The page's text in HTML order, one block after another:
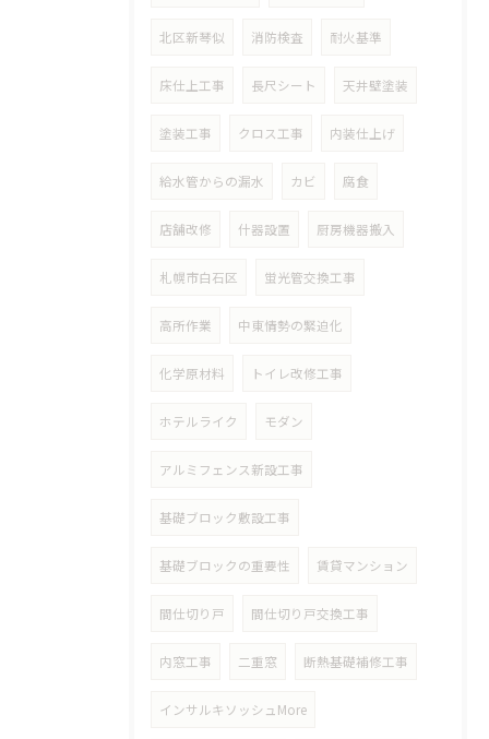
北区新琴似 消防検査 耐火基準
床仕上工事 長尺シート 天井壁塗装
塗装工事 クロス工事 内装仕上げ
給水管からの漏水 カビ 腐食
店舗改修 什器設置 厨房機器搬入
札幌市白石区 蛍光管交換工事
高所作業 中東情勢の緊迫化
化学原材料 トイレ改修工事
ホテルライク モダン
アルミフェンス新設工事
基礎ブロック敷設工事
基礎ブロックの重要性 賃貸マンション
間仕切り戸 間仕切り戸交換工事
内窓工事 二重窓 断熱基礎補修工事
インサルキソッシュMore